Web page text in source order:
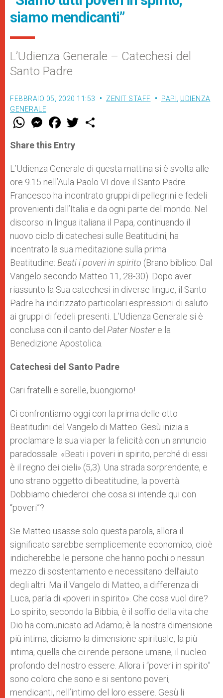
siamo mendicanti”
L’Udienza Generale – Catechesi del
Santo Padre
FEBBRAIO 05, 2020 11:53 ZENIT STAFF PAPI
UDIENZA
GENERALE
W
t
s
p
p
M
e
s
e
g
e
r
F
a
e
b
o
k
w
r
Share this Entry
L’Udienza Generale di questa mattina si è svolta alle
ore 9.15 nell’Aula Paolo VI dove il Santo Padre
Francesco ha incontrato gruppi di pellegrini e fedeli
provenienti dall’Italia e da ogni parte del mondo. Nel
discorso in lingua italiana il Papa, continuando il
nuovo ciclo di catechesi sulle Beatitudini, ha
incentrato la sua meditazione sulla prima
Beatitudine: Beati i poveri in spirito (Brano biblico: Dal
Vangelo secondo Matteo 11, 28-30). Dopo aver
riassunto la Sua catechesi in diverse lingue, il Santo
Padre ha indirizzato particolari espressioni di saluto
ai gruppi di fedeli presenti. L’Udienza Generale si è
conclusa con il canto del Pater Nostere la
Benedizione Apostolica.
Catechesi del Santo Padre
Cari fratelli e sorelle, buongiorno!
Ci confrontiamo oggi con la prima delle otto
Beatitudini del Vangelo di Matteo. Gesù inizia a
proclamare la sua via per la felicità con un annuncio
paradossale: «Beati i poveri in spirito, perché di essi
è il regno dei cieli» (5,3). Una strada sorprendente, e
uno strano oggetto di beatitudine, la povertà.
Dobbiamo chiederci: che cosa si intende qui con
“poveri”?
Se Matteo usasse solo questa parola, allora il
significato sarebbe semplicemente economico, cioè
indicherebbe le persone che hanno pochi o nessun
mezzo di sostentamento e necessitano dell’aiuto
degli altri. Ma il Vangelo di Matteo, a differenza di
Luca, parla di «poveri in spirito». Che cosa vuol dire?
Lo spirito, secondo la Bibbia, è il soffio della vita che
Dio ha comunicato ad Adamo; è la nostra dimensione
più intima, diciamo la dimensione spirituale, la più
intima, quella che ci rende persone umane, il nucleo
profondo del nostro essere. Allora i “poveri in spirito”
sono coloro che sono e si sentono poveri,
mendicanti, nell’intimo del loro essere. Gesù li